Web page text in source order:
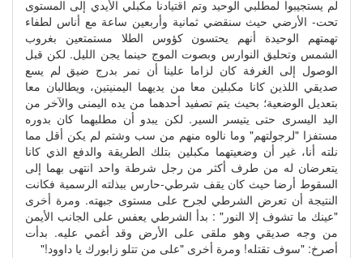
لم يستجيبوا لمطلبي الوحيد وتم اقتيادنا مكبلي الأيدي إلى المستوى
تحت- الأرضي حيث سنقضي ثمانية وأربعين ساعة مع أناس لطفاء
تهمتهم الوحيدة أنهم يحتسون كؤوس الطلا مستمتعين بغروب
الشمس وتحليق النوارس وبصوت الموج حينما يجن الليل. لكن قبل
الوصول إلى الغرفة كان لزاما علينا أن نمر بدرج ضيق لم يسع
صديقي اللذين كانا مكبلين معا من يديهما اليمنيتين، ويطالبان معا
بتعديل الوضعية؛ بحيث يتم تصفيد أحدهما من يده اليمنى والآخر من
اليد اليسرى حتى يتيسر السير. لكن يبدو أن مطلبهما كان بدوره
مستفزا "لرجولتهم" وما نالوه منهم من سب وشتم لم يكن أقل مما
نلته أنا، غير أن وضعيتهما مكبلين بتلك الطريقة والدفع الذي كانا
يتعرضان له من طرف أكثر من رجل شرطة واحد انتهى بهما إلى
السقوط أرضا حيث كان يقف شرطي-حارس ببذلته الرسمية فكانت
النتيجة أن تعرض الشرطي لجرح على مستوى جبهته. ومرة أخرى
"عينك ما تشوف إلا النور" : بدأ الشرطي يعفس على الجانب الأيمن
من وجه صديقي وهو ملقى على الأرض وقد أغمي عليه. بدأت
أصرخ: "سوف تقتله! ومرة أخرى "على من تتلو زابورك يا داوود!"